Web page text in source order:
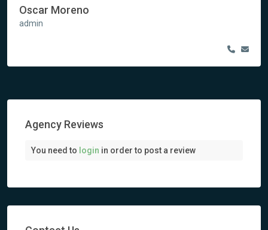
Oscar Moreno
admin
Agency Reviews
You need to login in order to post a review